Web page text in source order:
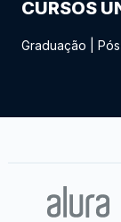
CURSOS
Graduação